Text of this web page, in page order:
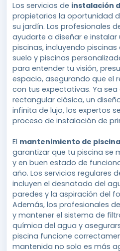
Los servicios de instalación
propietarios la oportunidad
su jardín. Los profesionales
ayudarte a diseñar e
piscinas, incluyendo
suelo y piscinas
para entender tu visión,
espacio, asegurando que el
con tus expectativas. Ya
rectangular clásica, un
infinita de lujo, los expertos
proceso de instalación de
El mantenimiento de
garantizar que tu piscina se
y en buen estado de
año. Los servicios regulares
incluyen el desnatado del
paredes y la aspiración del
Además, los profesionales
y mantener el sistema de
química del agua y
piscina funcione
mantenida no solo es más